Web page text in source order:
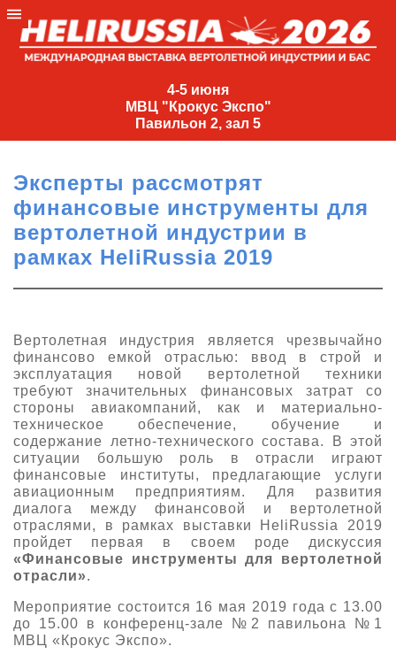
4-5 июня
МВЦ "Крокус Экспо"
Павильон 2, зал 5
4-
МВЦ
Экспо"
Павильон
2,
зал
5
477-
33-81
О выставке
Партнеры выставки
Крокус Экспо
Даты будущих выставок
Документы
Для участников
Заявка на участие
Заочное участие
Основные требования МВЦ «Крокус Экспо»
Для посетителей
Место проведения HeliRussia
Схема проезда
Правила доступа и пребывания Крокус Экспо
Для СМИ
Аккредитация прессы
Условия инфопартнёрства
Положение об аккредитации
Архив
Эксперты рассмотрят
финансовые инструменты для
вертолетной индустрии в
рамках HeliRussia 2019
Вертолетная индустрия является чрезвычайно
финансово емкой отраслью: ввод в строй и
эксплуатация новой вертолетной техники
требуют значительных финансовых затрат со
стороны авиакомпаний, как и материально-
техническое обеспечение, обучение и
содержание летно-технического состава. В этой
ситуации большую роль в отрасли играют
финансовые институты, предлагающие услуги
авиационным предприятиям. Для развития
диалога между финансовой и вертолетной
отраслями, в рамках выставки HeliRussia 2019
пройдет первая в своем роде дискуссия
«Финансовые инструменты для вертолетной
отрасли».
Мероприятие состоится 16 мая 2019 года с 13.00
до 15.00 в конференц-зале №2 павильона №1
МВЦ «Крокус Экспо».